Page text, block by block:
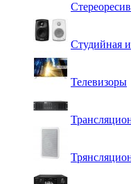
Студийная
Телевизоры